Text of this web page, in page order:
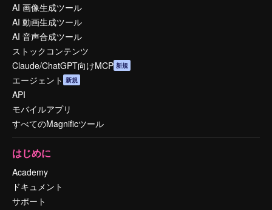
AI 画像生成ツール
AI 動画生成ツール
AI 音声合成ツール
ストックコンテンツ
Claude/ChatGPT向けMCP 新規
エージェント 新規
API
モバイルアプリ
すべてのMagnificツール
はじめに
Academy
ドキュメント
サポート